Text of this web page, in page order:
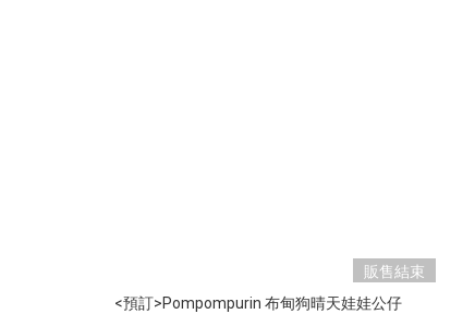
販售結束
<預訂>Pompompurin 布甸狗晴天娃娃公仔